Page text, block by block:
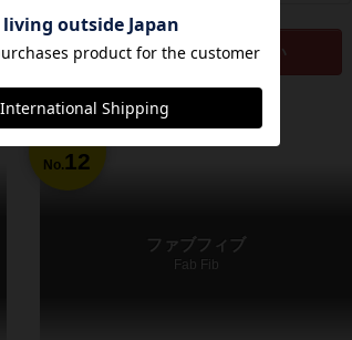
再入荷までお待ち下さい
No. 12
ファブフィブ
Fab Fib